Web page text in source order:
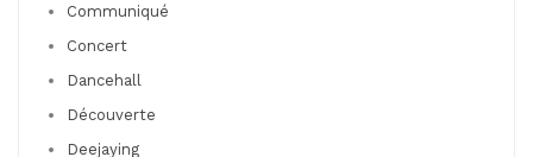
Communiqué
Concert
Dancehall
Découverte
Deejaying